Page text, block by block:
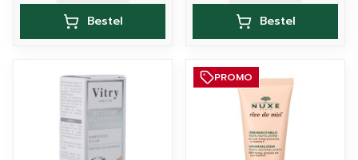
Bestel Bestel
PROMO